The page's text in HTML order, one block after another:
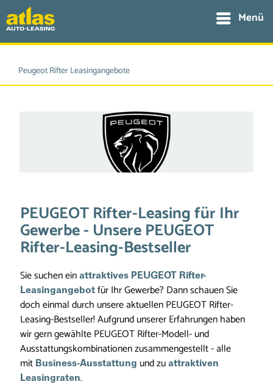
Menü
Peugeot Rifter Leasingangebote
PEUGEOT Rifter-Leasing für Ihr
Gewerbe - Unsere PEUGEOT
Rifter-Leasing-Bestseller
Sie suchen ein attraktives PEUGEOT
Rifter-
Leasingangebot für Ihr Gewerbe? Dann schauen Sie
doch einmal durch unsere aktuellen PEUGEOT Rifter-
Leasing-Bestseller! Aufgrund unserer Erfahrungen haben
wir gern gewählte PEUGEOT Rifter-Modell- und
Ausstattungskombinationen zusammengestellt - alle
mit Business-Ausstattung und zu attraktiven
Leasingraten.